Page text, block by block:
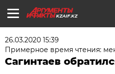
KZAIF.KZ
26.03.2020 15:39
Примерное время чтения:
Сагинтаев